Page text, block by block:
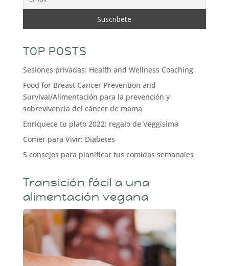
TOP POSTS
Sesiones privadas: Health and Wellness Coaching
Food for Breast Cancer Prevention and
Survival/Alimentación para la prevención y
sobrevivencia del cáncer de mama
Enriquece tu plato 2022: regalo de Veggisima
Comer para Vivir: Diabetes
5 consejos para planificar tus comidas semanales
Transición fácil a una
alimentación vegana